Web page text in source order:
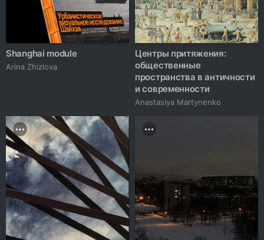
Shanghai module
Arina Zhizlova
Центры притяжения:
общественные
пространства в античности
и современности
Anastasiya Martynenko